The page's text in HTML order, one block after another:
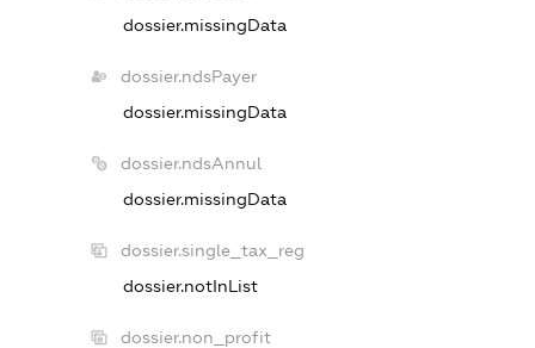
dossier.missingData
dossier.ndsPayer
dossier.missingData
dossier.ndsAnnul
dossier.missingData
dossier.single_tax_reg
dossier.notInList
dossier.non_profit